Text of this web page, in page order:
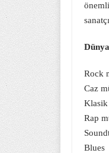
Rock
Caz
Rap
Blues